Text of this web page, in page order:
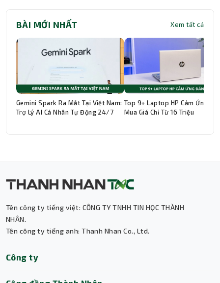
BÀI MỚI NHẤT Xem tất cả
Gemini Spark Ra Mắt Tại Việt Nam:
Trợ Lý AI Cá Nhân Tự Động 24/7
Top 9+ Laptop HP Cảm Ứng
Mua Giá Chỉ Từ 16 Triệu
Tên công ty tiếng việt: CÔNG TY TNHH TIN HỌC THÀNH
NHÂN.
Tên công ty tiếng anh: Thanh Nhan Co., Ltd.
Công ty